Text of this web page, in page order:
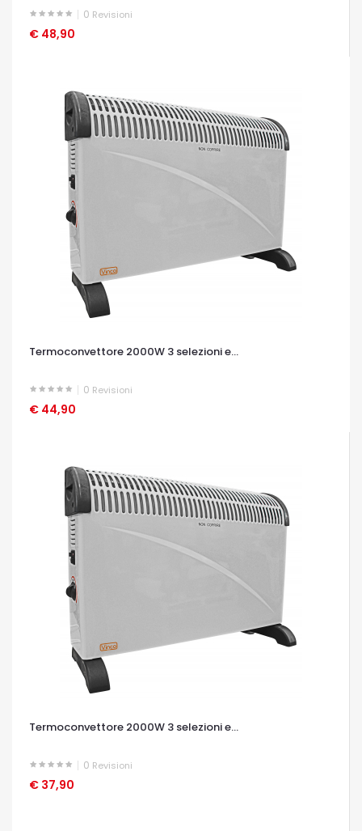
0 Revisioni
€ 48,90
OCCHIATA VELOCE
Termoconvettore 2000W 3 selezioni e...
0 Revisioni
€ 44,90
OCCHIATA VELOCE
Termoconvettore 2000W 3 selezioni e...
0 Revisioni
€ 37,90
OCCHIATA VELOCE